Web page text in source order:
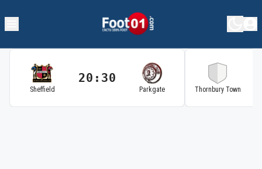
Sheffield
20:30
Parkgate Thornbury Town